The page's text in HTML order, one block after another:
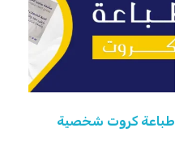
طباعة كروت شخصية